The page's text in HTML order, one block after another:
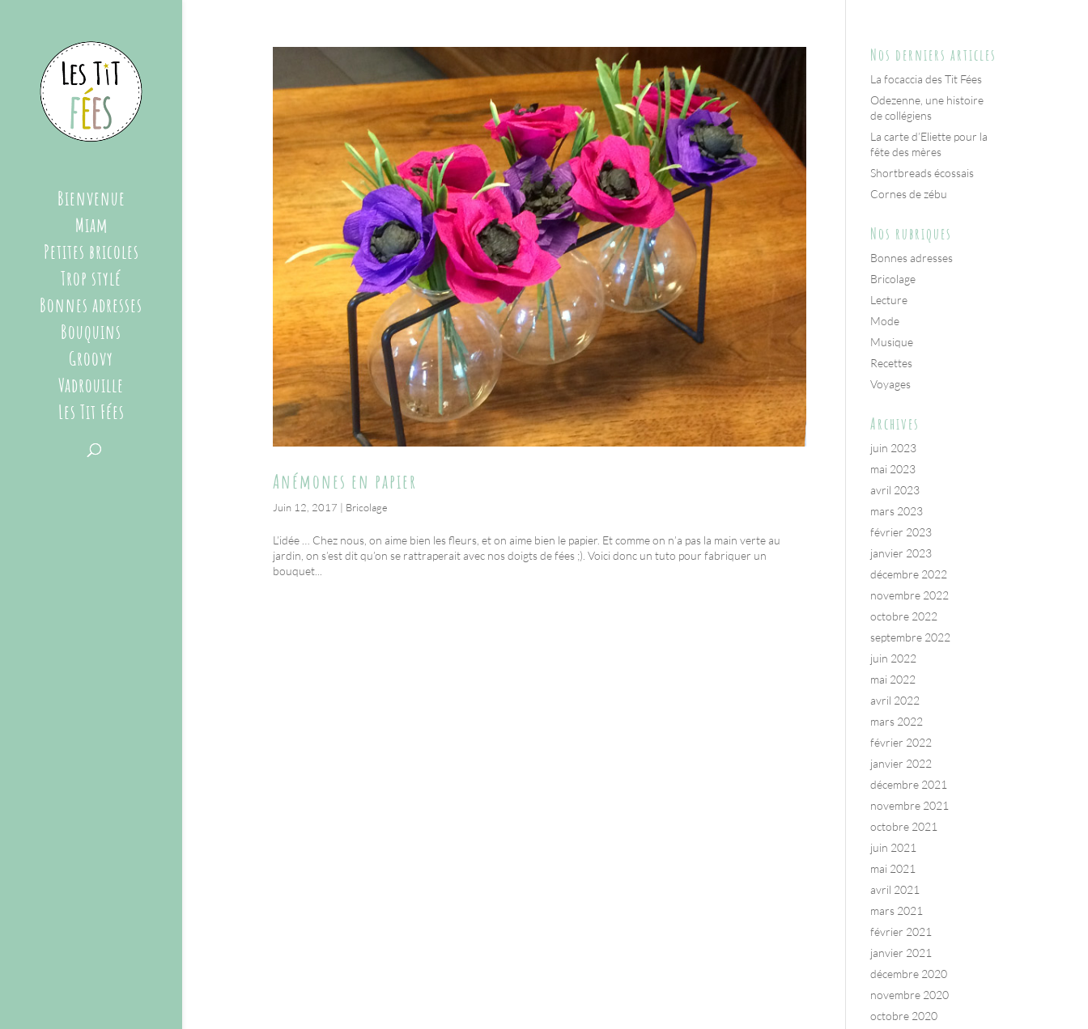
Bienvenue
Miam
Petites bricoles
Trop stylé
Bonnes adresses
Bouquins
Groovy
Vadrouille
Les Tit Fées
Anémones en papier
Juin 12, 2017 | Bricolage
L’idée … Chez nous, on aime bien les fleurs, et on aime bien le papier. Et comme on n’a pas la main verte au
jardin, on s’est dit qu’on se rattraperait avec nos doigts de fées ;). Voici donc un tuto pour fabriquer un
bouquet...
Nos derniers articles
La focaccia des Tit Fées
Odezenne, une histoire
de collégiens
La carte d’Eliette pour la
fête des mères
Shortbreads écossais
Cornes de zébu
Nos rubriques
Bonnes adresses
Bricolage
Lecture
Mode
Musique
Recettes
Voyages
Archives
juin 2023
mai 2023
avril 2023
mars 2023
février 2023
janvier 2023
décembre 2022
novembre 2022
octobre 2022
septembre 2022
juin 2022
mai 2022
avril 2022
mars 2022
février 2022
janvier 2022
décembre 2021
novembre 2021
octobre 2021
juin 2021
mai 2021
avril 2021
mars 2021
février 2021
janvier 2021
décembre 2020
novembre 2020
octobre 2020